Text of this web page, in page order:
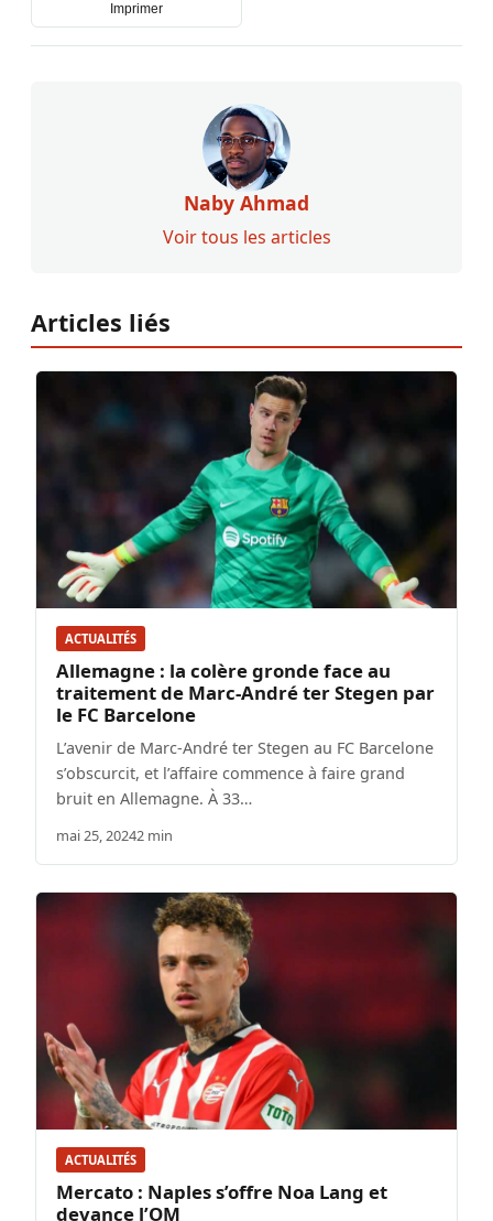
Imprimer
Naby Ahmad
Voir tous les articles
Articles liés
ACTUALITÉS
Allemagne : la colère gronde face au
traitement de Marc-André ter Stegen par
le FC Barcelone
L’avenir de Marc-André ter Stegen au FC Barcelone
s’obscurcit, et l’affaire commence à faire grand
bruit en Allemagne. À 33…
mai 25, 20242 min
ACTUALITÉS
Mercato : Naples s’offre Noa Lang et
devance l’OM